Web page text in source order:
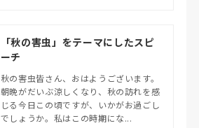
「秋の害虫」をテーマにしたスピ
ーチ
秋の害虫皆さん、おはようございます。
朝晩がだいぶ涼しくなり、秋の訪れを感
じる今日この頃ですが、いかがお過ごし
でしょうか。私はこの時期にな...